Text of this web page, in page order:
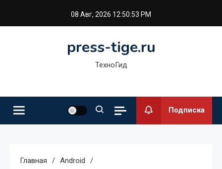
08 Авг, 2026 12:50:54 PM
press-tige.ru
ТехноГид
Подписка
Главная
Android